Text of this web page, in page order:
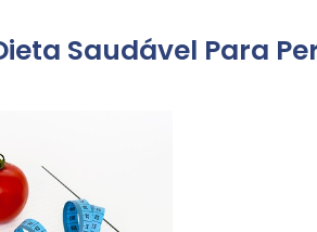
Saudável Para